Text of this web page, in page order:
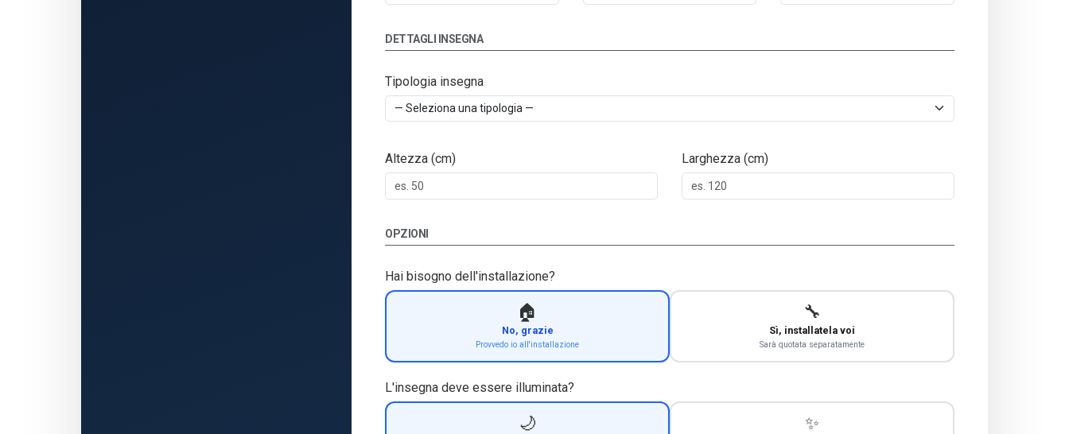
DETTAGLI INSEGNA
Tipologia insegna
Altezza (cm) Larghezza (cm)
OPZIONI
Hai bisogno dell'installazione?
🏠
No, grazie
Provvedo io all'installazione
🔧
Sì, installatela voi
Sarà quotata separatamente
L'insegna deve essere illuminata?
🌙 ✨